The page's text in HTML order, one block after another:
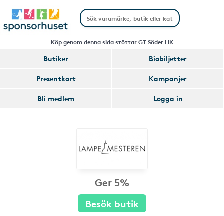
Köp genom denna sida stöttar GT Söder HK
Butiker
Biobiljetter
Presentkort
Kampanjer
Bli medlem
Logga in
Ger 5%
Besök butik